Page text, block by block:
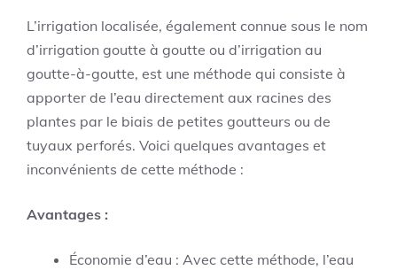
L’irrigation localisée, également connue sous le nom
d’irrigation goutte à goutte ou d’irrigation au
goutte-à-goutte, est une méthode qui consiste à
apporter de l’eau directement aux racines des
plantes par le biais de petites goutteurs ou de
tuyaux perforés. Voici quelques avantages et
inconvénients de cette méthode :
Avantages :
Économie d’eau : Avec cette méthode, l’eau